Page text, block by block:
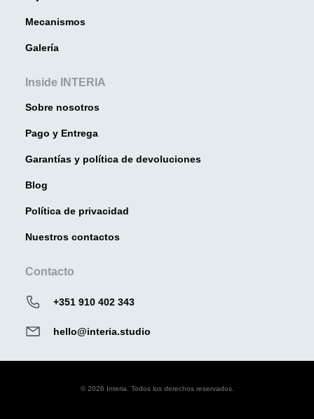
Mecanismos
Galería
Inside INTERIA
Sobre nosotros
Pago y Entrega
Garantías y política de devoluciones
Blog
Política de privacidad
Nuestros contactos
Contacto
+351 910 402 343
hello@interia.studio
© 2026 Interia. Todos los derechos reservados.